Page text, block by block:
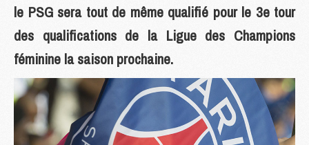
le PSG sera tout de même qualifié pour le 3e tour
des qualifications de la Ligue des Champions
féminine la saison prochaine.